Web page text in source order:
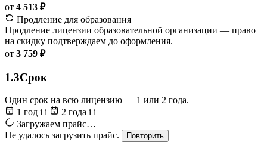
от 4 513 ₽
Продление для образования
Продление лицензии образовательной организации — право
на скидку подтверждаем до оформления.
от 3 759 ₽
1.3Срок
Один срок на всю лицензию — 1 или 2 года.
1 год i i 2 года i i
Загружаем прайс…
Не удалось загрузить прайс.
Повторить